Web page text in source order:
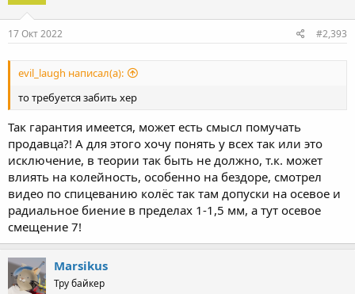
17 Окт 2022 #2,393
evil_laugh написал(а):
то требуется забить хер
Так гарантия имеется, может есть смысл помучать
продавца?! А для этого хочу понять у всех так или это
исключение, в теории так быть не должно, т.к. может
влиять на колейность, особенно на бездоре, смотрел
видео по спицеванию колёс так там допуски на осевое и
радиальное биение в пределах 1-1,5 мм, а тут осевое
смещение 7!
Marsikus
Тру байкер